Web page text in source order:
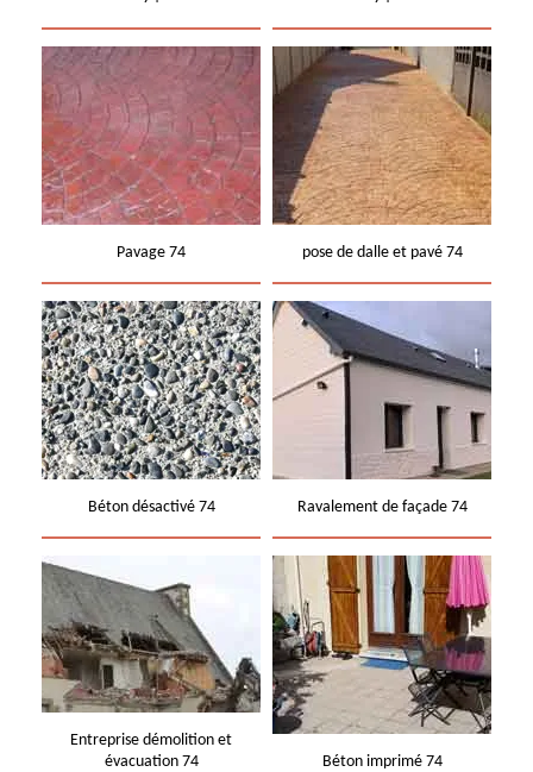
Pavage 74 pose de dalle et pavé 74
Béton désactivé 74 Ravalement de façade 74
Entreprise démolition et
évacuation 74
Béton imprimé 74